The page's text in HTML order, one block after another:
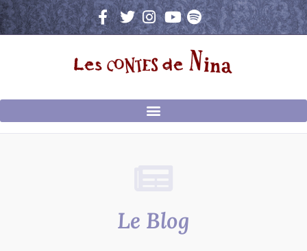
Aller
au
contenu
Le Blog